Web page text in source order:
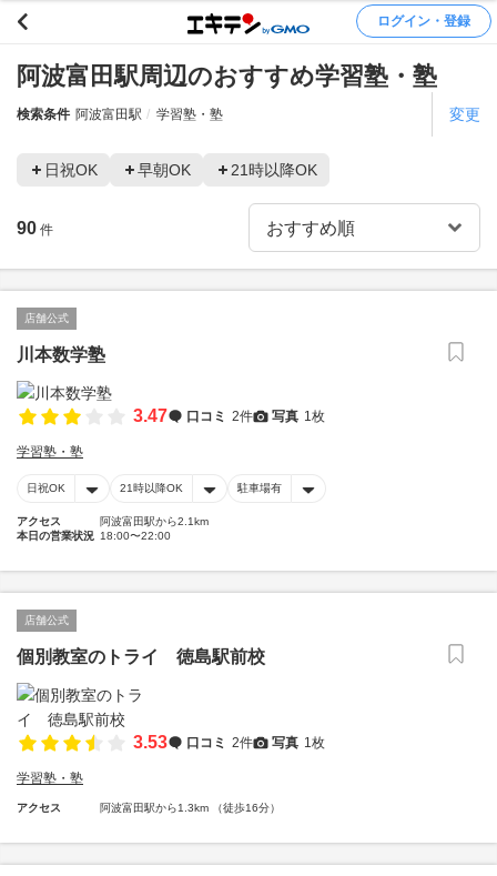
ログイン・登録
阿波富田駅周辺のおすすめ学習塾・塾
検索条件 阿波富田駅 学習塾・塾 変更
日祝OK 早朝OK 21時以降OK
90 件
店舗公式
川本数学塾
3.47 口コミ 2件 写真 1枚
学習塾・塾
日祝OK 21時以降OK 駐車場有
アクセス
阿波富田駅から2.1km
本日の営業状況 18:00〜22:00
店舗公式
個別教室のトライ 徳島駅前校
3.53 口コミ 2件 写真 1枚
学習塾・塾
アクセス 阿波富田駅から1.3km （徒歩16分）